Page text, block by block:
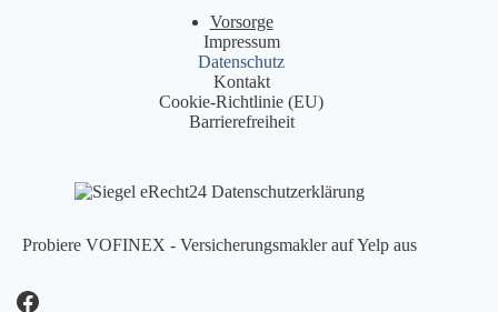
Vorsorge
Impressum
Datenschutz
Kontakt
Cookie-Richtlinie (EU)
Barrierefreiheit
Probiere VOFINEX - Versicherungsmakler auf Yelp aus
Facebook